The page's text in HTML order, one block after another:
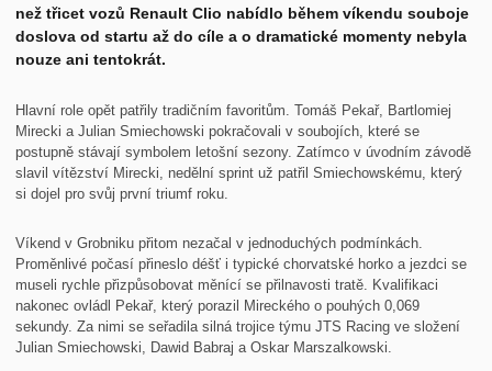
než třicet vozů Renault Clio nabídlo během víkendu souboje
doslova od startu až do cíle a o dramatické momenty nebyla
nouze ani tentokrát.
Hlavní role opět patřily tradičním favoritům. Tomáš Pekař, Bartlomiej
Mirecki a Julian Smiechowski pokračovali v soubojích, které se
postupně stávají symbolem letošní sezony. Zatímco v úvodním závodě
slavil vítězství Mirecki, nedělní sprint už patřil Smiechowskému, který
si dojel pro svůj první triumf roku.
Víkend v Grobniku přitom nezačal v jednoduchých podmínkách.
Proměnlivé počasí přineslo déšť i typické chorvatské horko a jezdci se
museli rychle přizpůsobovat měnící se přilnavosti tratě. Kvalifikaci
nakonec ovládl Pekař, který porazil Mireckého o pouhých 0,069
sekundy. Za nimi se seřadila silná trojice týmu JTS Racing ve složení
Julian Smiechowski, Dawid Babraj a Oskar Marszalkowski.